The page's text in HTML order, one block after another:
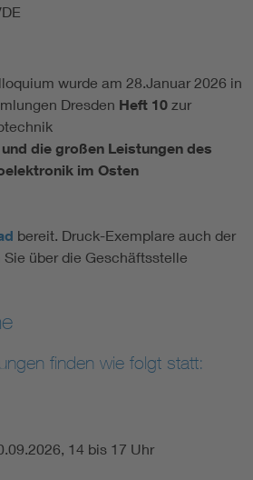
wurde am 28.Januar 2026 in
Dresden Heft 10 zur
die großen Leistungen des
im Osten
bereit. Druck-Exemplare auch der
über die Geschäftsstelle
finden wie folgt statt:
14 bis 17 Uhr